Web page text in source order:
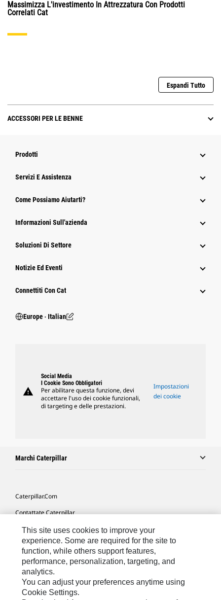
Massimizza L'investimento In Attrezzatura Con Prodotti
Correlati Cat
Espandi Tutto
ACCESSORI PER LE BENNE
Prodotti
Servizi E Assistenza
Come Possiamo Aiutarti?
Informazioni Sull'azienda
Soluzioni Di Settore
Notizie Ed Eventi
Connettiti Con Cat
Europe ‧ Italian
warning
Social Media
I Cookie Sono Obbligatori
Per abilitare questa funzione, devi
accettare l'uso dei cookie funzionali,
di targeting e delle prestazioni.
Impostazioni
dei cookie
Marchi Caterpillar
Caterpillar.com
Contattate Caterpillar
Le Mie Preferenze Di Marketing
Mappa Del Sito
Cookie Settings
Informazioni Legali
Tutela Della Privacy
This site uses cookies to improve your
experience. Some are required for the site to
function, while others support features,
performance, personalization, targeting, and
analytics.
You can adjust your preferences anytime using
Cookie Settings.